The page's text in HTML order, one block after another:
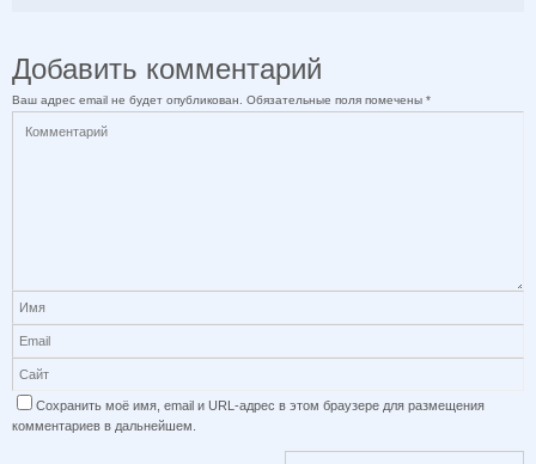
Добавить комментарий
Ваш адрес email не будет опубликован. Обязательные поля помечены *
Сохранить моё имя, email и URL-адрес в этом браузере для размещения
комментариев в дальнейшем.